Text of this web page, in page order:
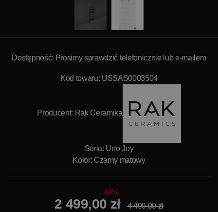
Dostępność: Prosimy sprawdzić telefonicznie lub e-mailem
Kod towaru: USSAS0003504
Producent: Rak Ceramika
Seria: Uno Joy
Kolor: Czarny matowy
44%
2 499,00 zł 4 499,00 zł